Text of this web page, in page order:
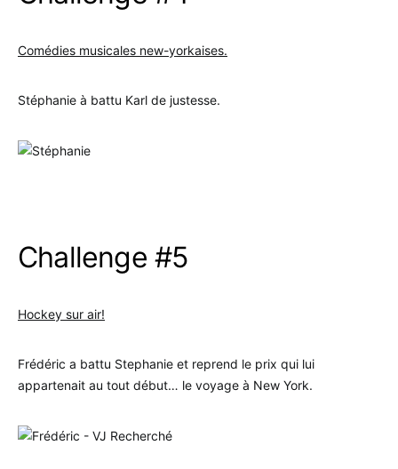
Comédies musicales new-yorkaises.
Stéphanie à battu Karl de justesse.
Challenge #5
Hockey sur air!
Frédéric a battu Stephanie et reprend le prix qui lui
appartenait au tout début… le voyage à New York.